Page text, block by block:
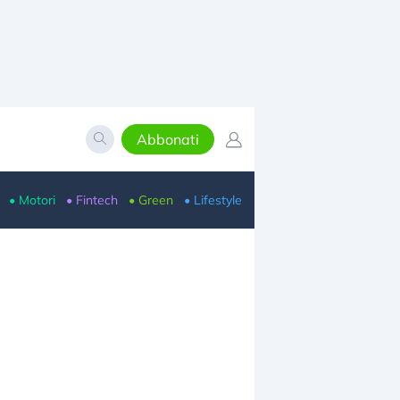
Abbonati
• Motori • Fintech • Green • Lifestyle